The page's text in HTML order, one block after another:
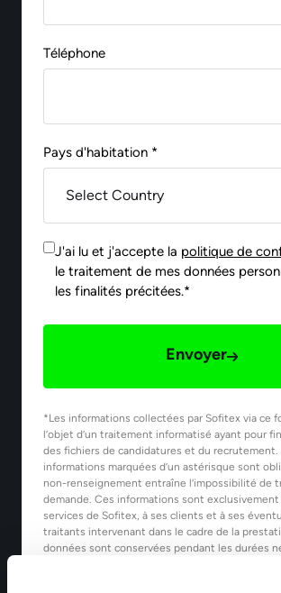
Téléphone
Pays d'habitation *
J'ai lu et j'accepte la politique de
le traitement de mes données
les finalités précitées.*
Envoyer
*Les informations collectées par Sofitex via ce
l’objet d’un traitement informatisé ayant pour
des fichiers de candidatures et du recrutement.
informations marquées d’un astérisque sont
non-renseignement entraîne l’impossibilité de
demande. Ces informations sont
services de Sofitex, à ses clients et à ses
traitants intervenant dans le cadre de la
données sont conservées pendant les durées